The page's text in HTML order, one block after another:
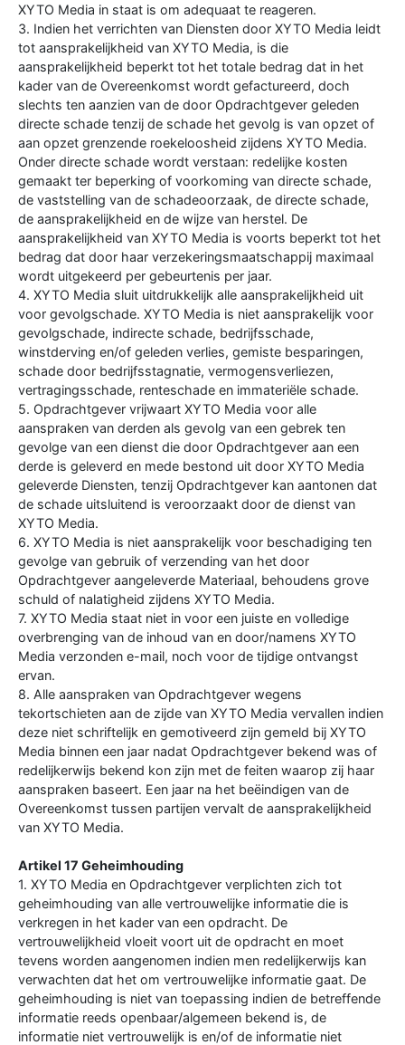
XYTO Media in staat is om adequaat te reageren.
3. Indien het verrichten van Diensten door XYTO Media leidt
tot aansprakelijkheid van XYTO Media, is die
aansprakelijkheid beperkt tot het totale bedrag dat in het
kader van de Overeenkomst wordt gefactureerd, doch
slechts ten aanzien van de door Opdrachtgever geleden
directe schade tenzij de schade het gevolg is van opzet of
aan opzet grenzende roekeloosheid zijdens XYTO Media.
Onder directe schade wordt verstaan: redelijke kosten
gemaakt ter beperking of voorkoming van directe schade,
de vaststelling van de schadeoorzaak, de directe schade,
de aansprakelijkheid en de wijze van herstel. De
aansprakelijkheid van XYTO Media is voorts beperkt tot het
bedrag dat door haar verzekeringsmaatschappij maximaal
wordt uitgekeerd per gebeurtenis per jaar.
4. XYTO Media sluit uitdrukkelijk alle aansprakelijkheid uit
voor gevolgschade. XYTO Media is niet aansprakelijk voor
gevolgschade, indirecte schade, bedrijfsschade,
winstderving en/of geleden verlies, gemiste besparingen,
schade door bedrijfsstagnatie, vermogensverliezen,
vertragingsschade, renteschade en immateriële schade.
5. Opdrachtgever vrijwaart XYTO Media voor alle
aanspraken van derden als gevolg van een gebrek ten
gevolge van een dienst die door Opdrachtgever aan een
derde is geleverd en mede bestond uit door XYTO Media
geleverde Diensten, tenzij Opdrachtgever kan aantonen dat
de schade uitsluitend is veroorzaakt door de dienst van
XYTO Media.
6. XYTO Media is niet aansprakelijk voor beschadiging ten
gevolge van gebruik of verzending van het door
Opdrachtgever aangeleverde Materiaal, behoudens grove
schuld of nalatigheid zijdens XYTO Media.
7. XYTO Media staat niet in voor een juiste en volledige
overbrenging van de inhoud van en door/namens XYTO
Media verzonden e-mail, noch voor de tijdige ontvangst
ervan.
8. Alle aanspraken van Opdrachtgever wegens
tekortschieten aan de zijde van XYTO Media vervallen indien
deze niet schriftelijk en gemotiveerd zijn gemeld bij XYTO
Media binnen een jaar nadat Opdrachtgever bekend was of
redelijkerwijs bekend kon zijn met de feiten waarop zij haar
aanspraken baseert. Een jaar na het beëindigen van de
Overeenkomst tussen partijen vervalt de aansprakelijkheid
van XYTO Media.
Artikel 17 Geheimhouding
1. XYTO Media en Opdrachtgever verplichten zich tot
geheimhouding van alle vertrouwelijke informatie die is
verkregen in het kader van een opdracht. De
vertrouwelijkheid vloeit voort uit de opdracht en moet
tevens worden aangenomen indien men redelijkerwijs kan
verwachten dat het om vertrouwelijke informatie gaat. De
geheimhouding is niet van toepassing indien de betreffende
informatie reeds openbaar/algemeen bekend is, de
informatie niet vertrouwelijk is en/of de informatie niet